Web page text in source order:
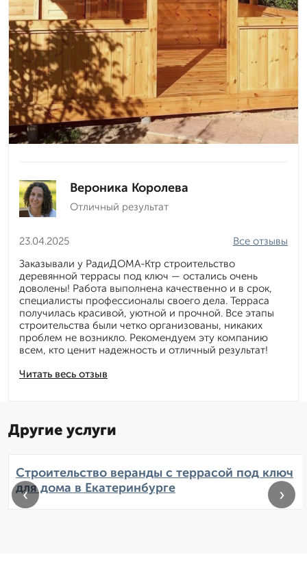
Вероника Королева
Отличный результат
23.04.2025
Читать весь отзыв
Все отзывы
Заказывали у РадиДОМА-Ктр строительство
деревянной террасы под ключ — остались очень
доволены! Работа выполнена качественно и в срок,
специалисты профессионалы своего дела. Терраса
получилась красивой, уютной и прочной. Все этапы
строительства были четко организованы, никаких
проблем не возникло. Рекомендуем эту компанию
всем, кто ценит надежность и отличный результат!
Другие услуги
Строительство веранды с террасой под ключ
для дома в Екатеринбурге
‹ ›